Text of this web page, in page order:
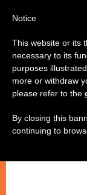
Notice
This website or its
necessary to its
purposes
more or withdraw
please refer to the
By closing this
continuing to